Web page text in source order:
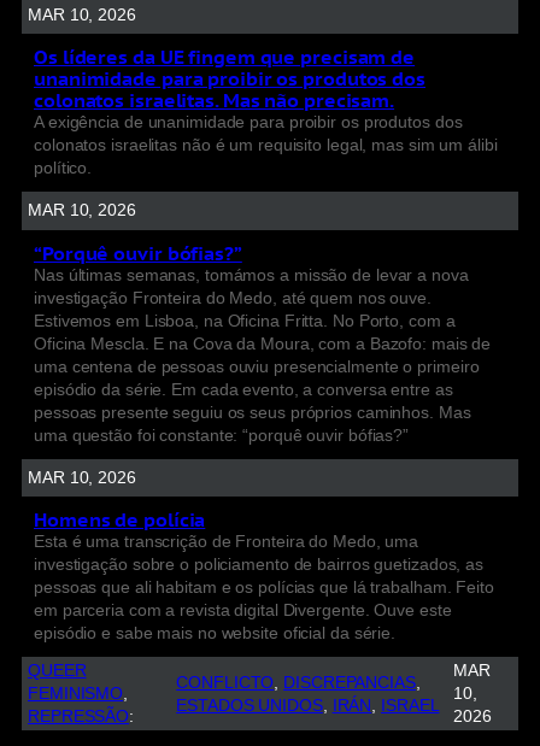
MAR 10, 2026
Os líderes da UE fingem que precisam de
unanimidade para proibir os produtos dos
colonatos israelitas. Mas não precisam.
A exigência de unanimidade para proibir os produtos dos
colonatos israelitas não é um requisito legal, mas sim um álibi
político.
MAR 10, 2026
“Porquê ouvir bófias?”
Nas últimas semanas, tomámos a missão de levar a nova
investigação Fronteira do Medo, até quem nos ouve.
Estivemos em Lisboa, na Oficina Fritta. No Porto, com a
Oficina Mescla. E na Cova da Moura, com a Bazofo: mais de
uma centena de pessoas ouviu presencialmente o primeiro
episódio da série. Em cada evento, a conversa entre as
pessoas presente seguiu os seus próprios caminhos. Mas
uma questão foi constante: “porquê ouvir bófias?”
MAR 10, 2026
Homens de polícia
Esta é uma transcrição de Fronteira do Medo, uma
investigação sobre o policiamento de bairros guetizados, as
pessoas que ali habitam e os polícias que lá trabalham. Feito
em parceria com a revista digital Divergente. Ouve este
episódio e sabe mais no website oficial da série.
QUEER
FEMINISMO
REPRESSÃO:
CONFLICTO DISCREPANCIAS
ESTADOS UNIDOS, IRÁN ISRAEL
MAR
10,
2026